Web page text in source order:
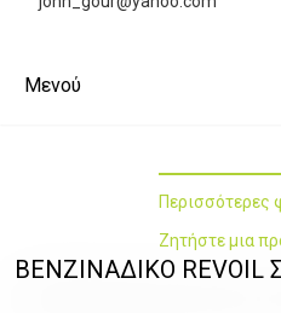
Μενού
Περισσότερες
Ζητήστε μια
ΒΕΝΖΙΝΑΔΙΚΟ REVOIL